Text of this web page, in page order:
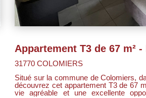
31770 COLOMIERS
Situé sur la commune de Colomiers,
découvrez cet appartement T3 de 67
vie agréable et une excellente opportunité